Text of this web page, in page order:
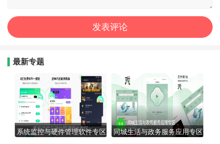
最新专题
系统监控与硬件管理软件专区 同城生活与政务服务应用专区